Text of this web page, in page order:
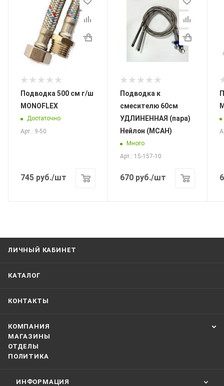
Подводка 500 см г/ш
MONOFLEX
Достаточно
Арт.: 9-50
745 руб./шт
Подводка к
смесителю 60см
УДЛИНЕННАЯ (пара)
Нейлон (МСАН)
Много
Арт.: 15-157-10
670 руб./шт
ЛИЧНЫЙ КАБИНЕТ
КАТАЛОГ
КОНТАКТЫ
КОМПАНИЯ
МАГАЗИНЫ
ОТДЕЛЫ
ПОЛИТИКА
ИНФОРМАЦИЯ